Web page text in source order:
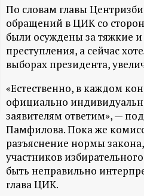
о
р
м
а
ц
и
о
По словам главы
обращений в ЦИК со
были осуждены за тяжкие и
преступления, а сейчас
выборах президента,
«Естественно, в каждом
официально
заявителям ответим», —
Памфилова. Пока же
разъяснение нормы
участников
быть неправильно
глава ЦИК.